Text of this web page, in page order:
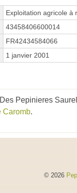
Exploitation agricole à
43458406600014
FR42434584066
1 janvier 2001
Pepinieres
Caromb.
© 2026